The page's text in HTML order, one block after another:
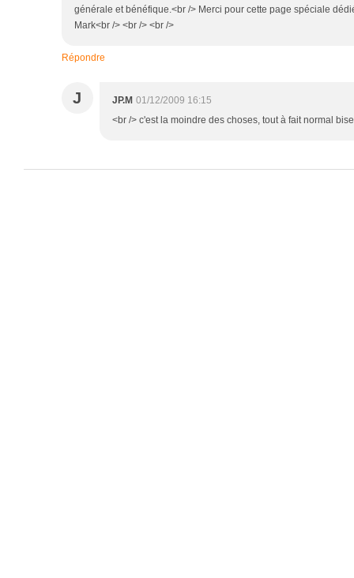
générale et bénéfique.<br /> Merci pour cette page spéciale
Mark<br /> <br /> <br />
Répondre
J JP.M 01/12/2009 16:15
<br /> c'est la moindre des choses, tout à fait normal